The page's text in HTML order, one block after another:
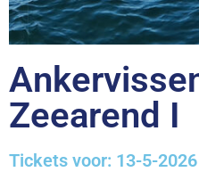
Zeearend I
Tickets voor: 13-5-2026